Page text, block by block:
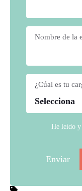
Nombre de la
¿Cúal es tu
He leído y